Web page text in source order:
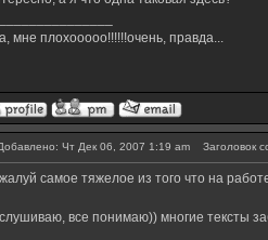
мне плохооооо!!!!!!очень, правда...
Чт Дек 06, 2007 1:19 am Заголовок
самое тяжелое из того что на
все понимаю)) многие тексты